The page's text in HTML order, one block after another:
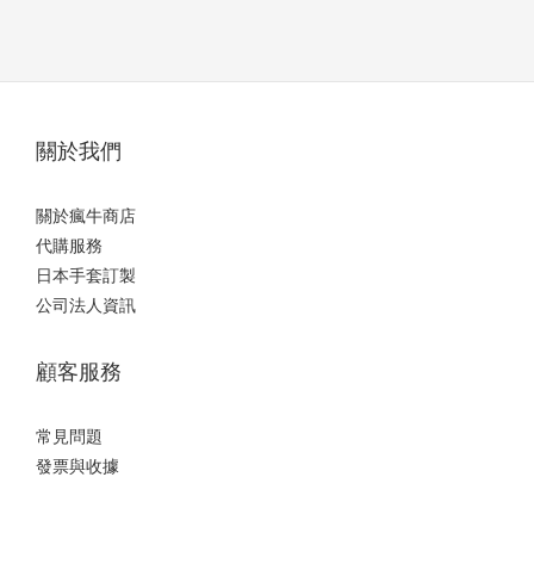
關於我們
關於瘋牛商店
代購服務
日本手套訂製
公司法人資訊
顧客服務
常見問題
發票與收據